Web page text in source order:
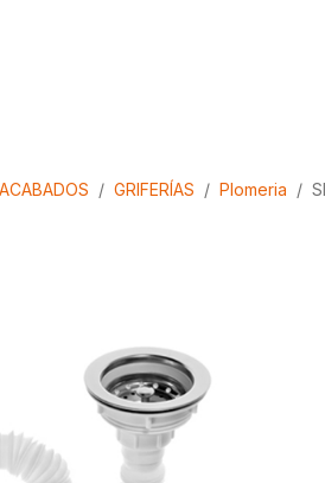
ACABADOS GRIFERÍAS Plomeria